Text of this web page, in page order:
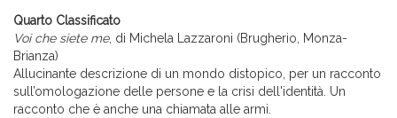
Quarto Classificato
Voi che siete me, di Michela Lazzaroni (Brugherio, Monza-
Brianza)
Allucinante descrizione di un mondo distopico, per un racconto
sull’omologazione delle persone e la crisi dell'identità. Un
racconto che è anche una chiamata alle armi.